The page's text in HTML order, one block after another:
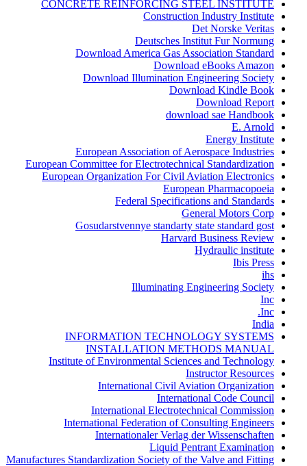
CONCRETE REINFORCING STEEL INSTITUTE
Construction Industry Institute
Det Norske Veritas
Deutsches Institut Fur Normung
Download America Gas Association Standard
Download eBooks Amazon
Download Illumination Engineering Society
Download Kindle Book
Download Report
download sae Handbook
E. Arnold
Energy Institute
European Association of Aerospace Industries
European Committee for Electrotechnical Standardization
European Organization For Civil Aviation Electronics
European Pharmacopoeia
Federal Specifications and Standards
General Motors Corp
Gosudarstvennye standarty state standard gost
Harvard Business Review
Hydraulic institute
Ibis Press
ihs
Illuminating Engineering Society
Inc
Inc.
India
INFORMATION TECHNOLOGY SYSTEMS
INSTALLATION METHODS MANUAL
Institute of Environmental Sciences and Technology
Instructor Resources
International Civil Aviation Organization
International Code Council
International Electrotechnical Commission
International Federation of Consulting Engineers
Internationaler Verlag der Wissenschaften
Liquid Pentrant Examination
Manufactures Standardization Society of the Valve and Fitting